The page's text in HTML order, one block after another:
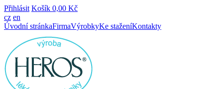
Přihlásit Košík 0,00 Kč
cz en
Úvodní stránkaFirmaVýrobkyKe staženíKontakty